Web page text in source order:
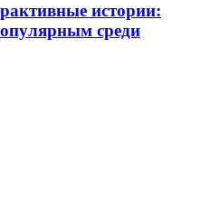
истории:
среди